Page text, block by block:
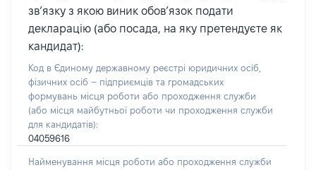
зв’язку з якою виник обов’язок подати
декларацію (або посада, на яку претендуєте як
кандидат):
Код в Єдиному державному реєстрі юридичних осіб,
фізичних осіб – підприємців та громадських
формувань місця роботи або проходження служби
(або місця майбутньої роботи чи проходження служби
для кандидатів):
04059616
Найменування місця роботи або проходження служби